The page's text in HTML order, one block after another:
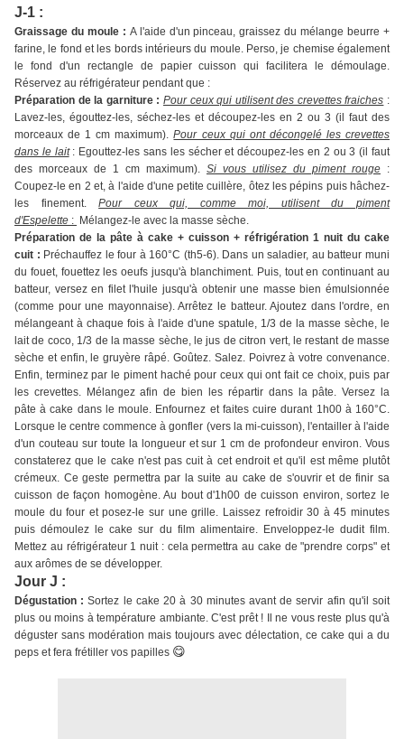
J-1 :
Graissage du moule : A l'aide d'un pinceau, graissez du mélange beurre +
farine, le fond et les bords intérieurs du moule. Perso, je chemise également
le fond d'un rectangle de papier cuisson qui facilitera le démoulage.
Réservez au réfrigérateur pendant que :
Préparation de la garniture : Pour ceux qui utilisent des crevettes fraiches :
Lavez-les, égouttez-les, séchez-les et découpez-les en 2 ou 3 (il faut des
morceaux de 1 cm maximum).Pour ceux qui ont décongelé les crevettes
dans le lait: Egouttez-les sans les sécher et découpez-les en 2 ou 3 (il faut
des morceaux de 1 cm maximum). Si vous utilisez du piment rouge :
Coupez-le en 2 et, à l'aide d'une petite cuillère, ôtez les pépins puis hâchez-
les finement.Pour ceux qui, comme moi, utilisent du piment
d'Espelette : Mélangez-le avec la masse sèche.
Préparation de la pâte à cake + cuisson + réfrigération 1 nuit du cake
cuit : Préchauffez le four à 160°C (th5-6). Dans un saladier, au batteur muni
du fouet, fouettez les oeufs jusqu'à blanchiment. Puis, tout en continuant au
batteur, versez en filet l'huile jusqu'à obtenir une masse bien émulsionnée
(comme pour une mayonnaise). Arrêtez le batteur. Ajoutez dans l'ordre, en
mélangeant à chaque fois à l'aide d'une spatule, 1/3 de la masse sèche, le
lait de coco, 1/3 de la masse sèche, le jus de citron vert, le restant de masse
sèche et enfin, le gruyère râpé. Goûtez. Salez. Poivrez à votre convenance.
Enfin, terminez par le piment haché pour ceux qui ont fait ce choix, puis par
les crevettes. Mélangez afin de bien les répartir dans la pâte. Versez la
pâte à cake dans le moule. Enfournez et faites cuire durant 1h00 à 160°C.
Lorsque le centre commence à gonfler (vers la mi-cuisson), l'entailler à l'aide
d'un couteau sur toute la longueur et sur 1 cm de profondeur environ. Vous
constaterez que le cake n'est pas cuit à cet endroit et qu'il est même plutôt
crémeux. Ce geste permettra par la suite au cake de s'ouvrir et de finir sa
cuisson de façon homogène. Au bout d'1h00 de cuisson environ, sortez le
moule du four et posez-le sur une grille. Laissez refroidir 30 à 45 minutes
puis démoulez le cake sur du film alimentaire. Enveloppez-le dudit film.
Mettez au réfrigérateur 1 nuit : cela permettra au cake de "prendre corps" et
aux arômes de se développer.
Jour J :
Dégustation :Sortez le cake 20 à 30 minutes avant de servir afin qu'il soit
plus ou moins à température ambiante. C'est prêt ! Il ne vous reste plus qu'à
déguster sans modération mais toujours avec délectation, ce cake qui a du
peps et fera frétiller vos papilles 😋